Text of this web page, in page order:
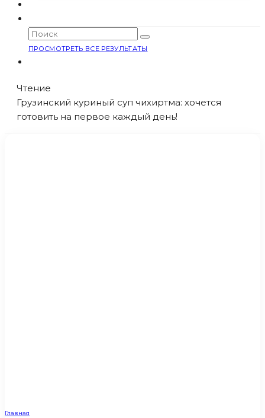
ПРОСМОТРЕТЬ ВСЕ РЕЗУЛЬТАТЫ
Чтение
Грузинский куриный суп чихиртма: хочется
готовить на первое каждый день!
Главная